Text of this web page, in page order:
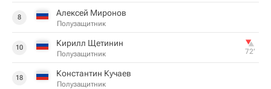
8 Алексей Миронов
Полузащитник
10 Кирилл Щетинин
Полузащитник 72‎’‎
18 Константин Кучаев
Полузащитник